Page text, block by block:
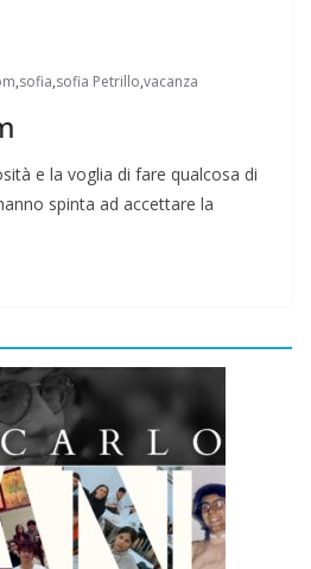
,sofia,sofia Petrillo,vacanza
e la voglia di fare qualcosa di
spinta ad accettare la